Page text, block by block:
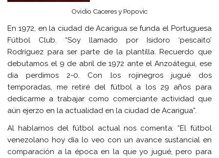
Ovidio Caceres y Popovic
En 1972, en la ciudad de Acarigua se funda el Portuguesa
Fútbol Club. “Soy llamado por Isidoro ‘pescaito’
Rodríguez para ser parte de la plantilla. Recuerdo que
debutamos el 9 de abril de 1972 ante el Anzoátegui, ese
dia perdimos 2-0. Con los rojinegros jugué dos
temporadas, me retiré del fútbol a los 29 años para
dedicarme a trabajar como comerciante actividad que
aún ejerzo en la actualidad en la ciudad de Acarigua”.
Al hablarnos del fútbol actual nos comenta: “El fútbol
venezolano hoy día lo veo con un avance sustancial en
comparación a la época en la que yo jugué, pero para